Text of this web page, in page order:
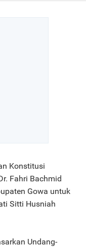
Konstitusi
Fahri Bachmid
Gowa untuk
Sitti Husniah
Undang-